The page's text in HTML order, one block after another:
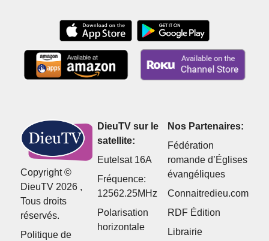
Copyright ©
DieuTV 2026 ,
Tous droits
réservés.
Politique de
DieuTV sur le
satellite:
Eutelsat 16A
Fréquence:
12562.25MHz
Polarisation
horizontale
Nos Partenaires:
Fédération
romande d’Églises
évangéliques
Connaitredieu.com
RDF Édition
Librairie